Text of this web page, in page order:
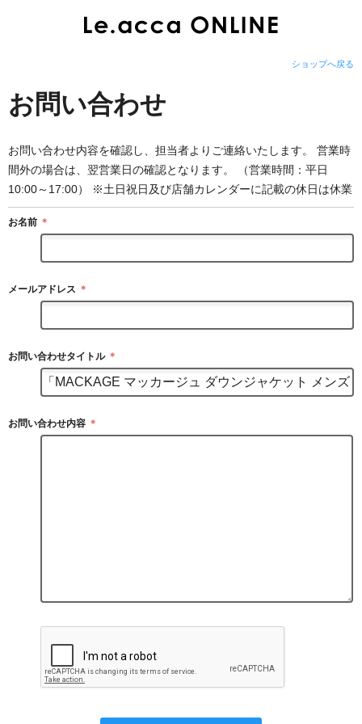
ショップへ戻る
お問い合わせ
お問い合わせ内容を確認し、担当者よりご連絡いたします。 営業時
間外の場合は、翌営業日の確認となります。 （営業時間：平日
10:00～17:00） ※土日祝日及び店舗カレンダーに記載の休日は休業
お名前 ＊
メールアドレス ＊
お問い合わせタイトル ＊
お問い合わせ内容 ＊